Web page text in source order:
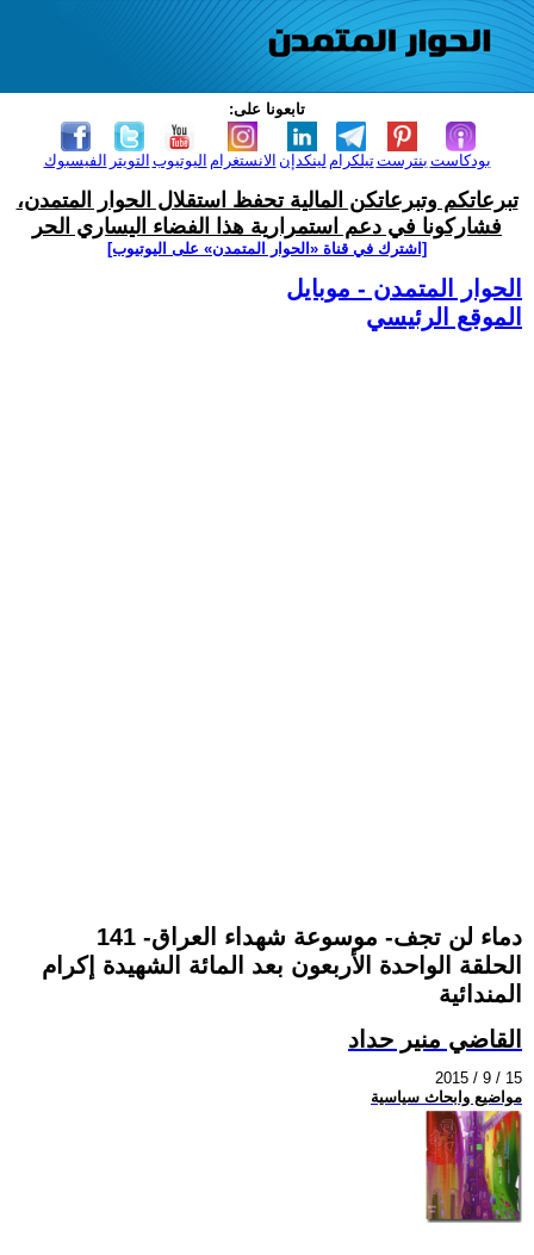
تابعونا على:
الفيسبوك التويتر اليوتيوب الانستغرام لينكدإن تيلكرامبنترست بودكاست
تبرعاتكم وتبرعاتكن المالية تحفظ استقلال الحوار المتمدن،
فشاركونا في دعم استمرارية هذا الفضاء اليساري الحر
[اشترك في قناة ‫«الحوار المتمدن» على اليوتيوب]
الحوار المتمدن - موبايل
الموقع الرئيسي
141 -دماء لن تجف- موسوعة شهداء العراق
الحلقة الواحدة الأربعون بعد المائة الشهيدة إكرام
المندائية
القاضي منير حداد
2015 / 9 / 15
مواضيع وابحاث سياسية